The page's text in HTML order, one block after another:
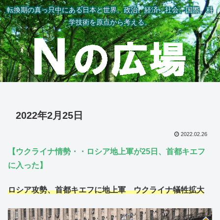
転換期の真っ只中にある日本と世界。政治、経済、社会、国際、科
学技術を原点から考える。
2022年2月25日
2022.02.26
【ウクライナ情勢・・ロシア地上軍が25日、首都キエフ
に入った】
ロシア攻勢、首都キエフに地上軍 ウクライナ犠牲拡大